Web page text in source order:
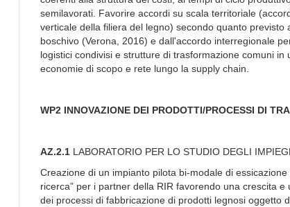
semilavorati. Favorire accordi su scala territoriale
verticale della filiera del legno) secondo quanto
boschivo (Verona, 2016) e dall'accordo interregionale
logistici condivisi e strutture di trasformazione comuni
economie di scopo e rete lungo la supply chain.
WP2 INNOVAZIONE DEI PRODOTTI/PROCESSI DI
AZ.2.1 LABORATORIO PER LO STUDIO DEGLI
Creazione di un impianto pilota bi-modale di
ricerca” per i partner della RIR favorendo una crescita
dei processi di fabbricazione di prodotti legnosi oggetto